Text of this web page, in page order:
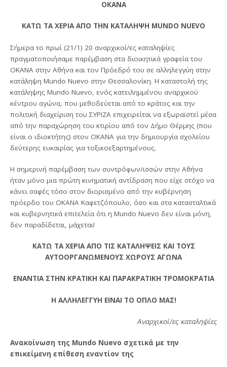
ΟΚΑΝΑ
ΚΑΤΩ ΤΑ ΧΕΡΙΑ ΑΠΟ ΤΗΝ ΚΑΤΑΛΗΨΗ MUNDO NUEVO
Σήμερα το πρωί (21/1) 20 αναρχικοί/ες καταληψίες
πραγματοποιήσαμε παρέμβαση στα διοικητικά γραφεία του
ΟΚΑΝΑ στην Αθήνα και τον Πρόεδρό του σε αλληλεγγύη στην
κατάληψη Mundo Nuevo στην Θεσσαλονίκη. Η καταστολή της
κατάληψης Mundo Nuevo, ενός κατειλημμένου αναρχικού
κέντρου αγώνα, που μεθοδεύεται από το κράτος και την
πολιτική διαχείριση του ΣΥΡΙΖΑ επιχειρείται να εξωραϊστεί μέσα
από την παραχώρηση του κτιρίου από τον Δήμο Θέρμης (που
είναι ο ιδιοκτήτης) στον ΟΚΑΝΑ για την δημιουργία σχολείου
δεύτερης ευκαιρίας για τοξικοεξαρτημένους.
Η σημερινή παρέμβαση των συντρόφων/ισσών στην Αθήνα
ήταν μόνο μια πρώτη κινηματική αντίδραση που είχε στόχο να
κάνει σαφές τόσο στον διορισμένο από την κυβέρνηση
πρόερδο του ΟΚΑΝΑ Καφετζόπουλο, όσο και στα κατασταλτικά
και κυβερνητικά επιτελεία ότι η Mundo Nuevo δεν είναι μόνη,
δεν παραδίδεται, μάχεται!
ΚΑΤΩ ΤΑ ΧΕΡΙΑ ΑΠΟ ΤΙΣ ΚΑΤΑΛΗΨΕΙΣ ΚΑΙ ΤΟΥΣ
ΑΥΤΟΟΡΓΑΝΩΜΕΝΟΥΣ ΧΩΡΟΥΣ ΑΓΩΝΑ
ΕΝΑΝΤΙΑ ΣΤΗΝ ΚΡΑΤΙΚΗ ΚΑΙ ΠΑΡΑΚΡΑΤΙΚΗ ΤΡΟΜΟΚΡΑΤΙΑ
Η ΑΛΛΗΛΕΓΓΥΗ ΕΙΝΑΙ ΤΟ ΟΠΛΟ ΜΑΣ!
Αναρχικοί/ες καταληψίες
Ανακοίνωση της Mundo Nuevo σχετικά με την
επικείμενη επίθεση εναντίον της